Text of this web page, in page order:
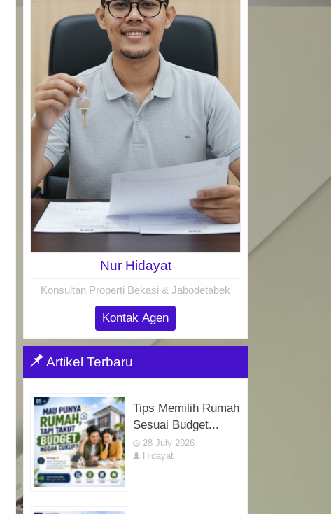
Nur Hidayat
Konsultan Properti Bekasi & Jabodetabek
Kontak Agen
Artikel Terbaru
Tips Memilih Rumah
Sesuai Budget...
28 July 2026
Hidayat